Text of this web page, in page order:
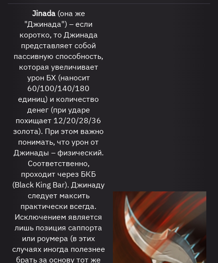
Jinada(она же
"Джинада") – если
коротко, то Джинада
представляет собой
пассивную способность,
которая увеличивает
урон БХ (наносит
60/100/140/180
единиц) и количество
денег (при ударе
похищает 12/20/28/36
золота). При этом важно
понимать, что урон от
Джинады – физический.
Соответственно,
проходит через БКБ
(Black King Bar). Джинаду
следует максить
практически всегда.
Исключением является
лишь позиция саппорта
или роумера (в этих
случаях иногда полезнее
брать за основу тот же